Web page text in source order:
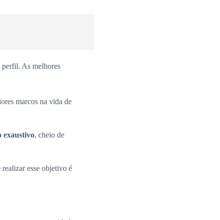
perfil. As melhores
marcos na vida de
exaustivo, cheio de
realizar esse objetivo é